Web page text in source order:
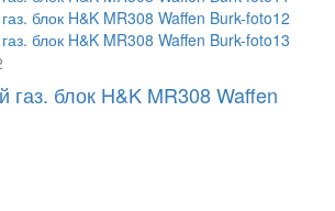
газ. блок H&K MR308 Waffen